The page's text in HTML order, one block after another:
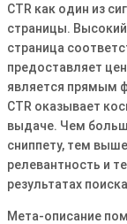
CTR как один из
страницы․
страница
предоставляет
является прямым
CTR оказывает
выдаче․ Чем
сниппету, тем
релевантность и
результатах
Мета-описание